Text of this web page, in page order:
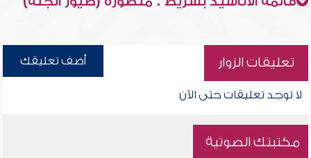
تعليقات الزوار أضف تعليقك
لا توجد تعليقات حتى الآن
مكتبتك الصوتية